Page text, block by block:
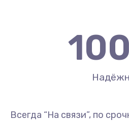
100
Всегда “На связи”, по